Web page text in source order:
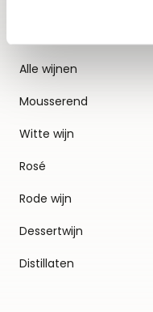
Alle wijnen
Mousserend
Witte wijn
Rosé
Rode wijn
Dessertwijn
Distillaten